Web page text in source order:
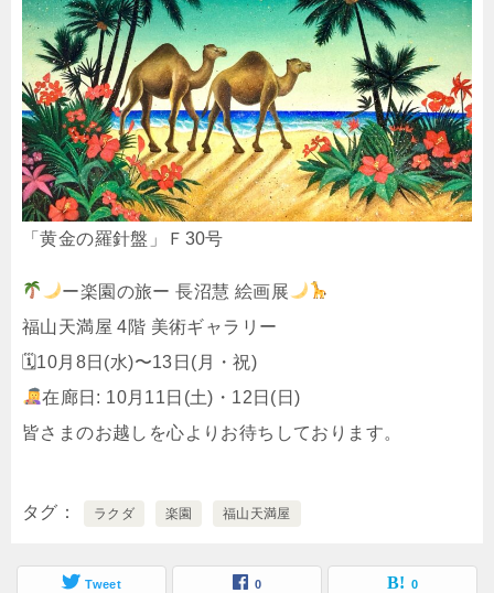
「黄金の羅針盤」Ｆ30号
ー楽園の旅ー 長沼慧 絵画展
福山天満屋 4階 美術ギャラリー
🗓10月8日(水)〜13日(月・祝)
在廊日: 10月11日(土)・12日(日)
皆さまのお越しを心よりお待ちしております。
タグ ラクダ 楽園 福山天満屋
Tweet 0 0